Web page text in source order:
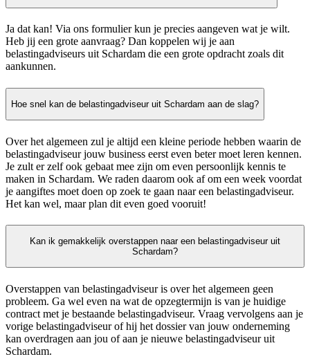
Ja dat kan! Via ons formulier kun je precies aangeven wat je wilt.
Heb jij een grote aanvraag? Dan koppelen wij je aan
belastingadviseurs uit Schardam die een grote opdracht zoals dit
aankunnen.
Hoe snel kan de belastingadviseur uit Schardam aan de slag?
Over het algemeen zul je altijd een kleine periode hebben waarin de
belastingadviseur jouw business eerst even beter moet leren kennen.
Je zult er zelf ook gebaat mee zijn om even persoonlijk kennis te
maken in Schardam. We raden daarom ook af om een week voordat
je aangiftes moet doen op zoek te gaan naar een belastingadviseur.
Het kan wel, maar plan dit even goed vooruit!
Kan ik gemakkelijk overstappen naar een belastingadviseur uit
Schardam?
Overstappen van belastingadviseur is over het algemeen geen
probleem. Ga wel even na wat de opzegtermijn is van je huidige
contract met je bestaande belastingadviseur. Vraag vervolgens aan je
vorige belastingadviseur of hij het dossier van jouw onderneming
kan overdragen aan jou of aan je nieuwe belastingadviseur uit
Schardam.